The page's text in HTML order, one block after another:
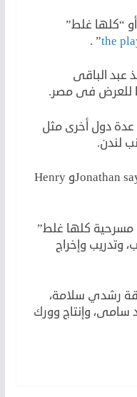
“كلها غلط”
” .
عبد الباقى
للعرض فى مصر.
دول أخرى مثل
لندن.
وهي تأليف Henry Lewis و Jonathan sayerو Henry
كلها غلط”
وتدريب وإخراج
رشدي سلامة،
سامى، وإنتاج وورك